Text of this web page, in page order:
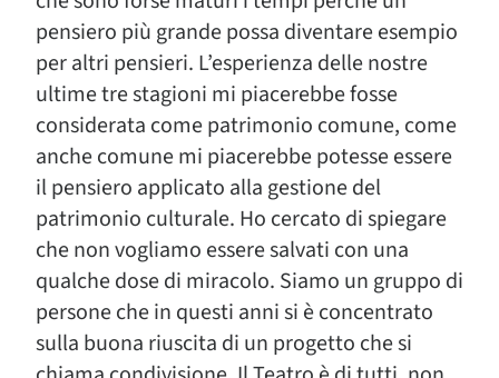
pensiero più grande possa diventare esempio
per altri pensieri. L’esperienza delle nostre
ultime tre stagioni mi piacerebbe fosse
considerata come patrimonio comune, come
anche comune mi piacerebbe potesse essere
il pensiero applicato alla gestione del
patrimonio culturale. Ho cercato di spiegare
che non vogliamo essere salvati con una
qualche dose di miracolo. Siamo un gruppo di
persone che in questi anni si è concentrato
sulla buona riuscita di un progetto che si